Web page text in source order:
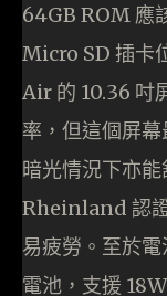
64GB ROM 應
Micro SD 插卡
Air 的 10.36 吋
率，但這個屏
暗光情況下亦
Rheinland 認
易疲勞。至於
電池，支援